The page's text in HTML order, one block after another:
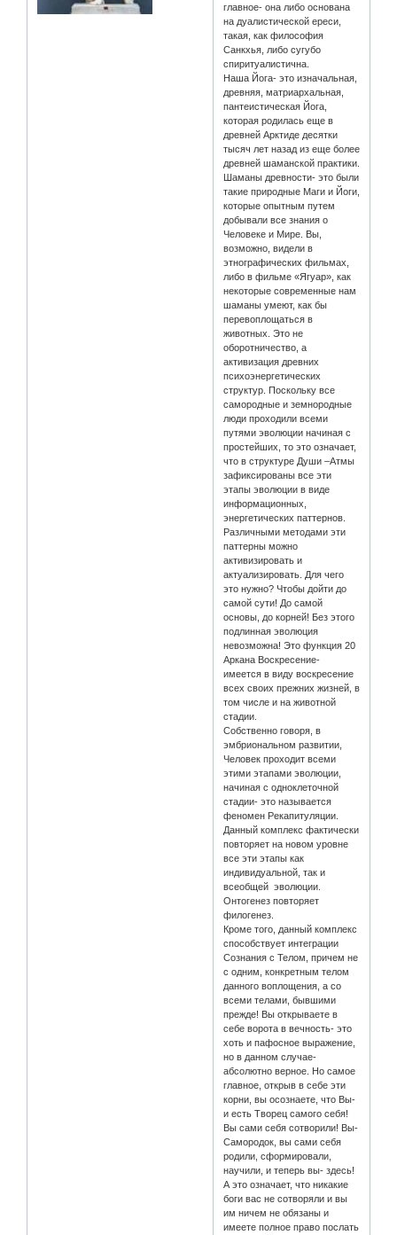
главное- она либо основана
на дуалистической ереси,
такая, как философия
Санкхья, либо сугубо
спиритуалистична.
Наша Йога- это изначальная,
древняя, матриархальная,
пантеистическая Йога,
которая родилась еще в
древней Арктиде десятки
тысяч лет назад из еще более
древней шаманской практики.
Шаманы древности- это были
такие природные Маги и Йоги,
которые опытным путем
добывали все знания о
Человеке и Мире. Вы,
возможно, видели в
этнографических фильмах,
либо в фильме «Ягуар», как
некоторые современные нам
шаманы умеют, как бы
перевоплощаться в
животных. Это не
оборотничество, а
активизация древних
психоэнергетических
структур. Поскольку все
самородные и земнородные
люди проходили всеми
путями эволюции начиная с
простейших, то это означает,
что в структуре Души –Атмы
зафиксированы все эти
этапы эволюции в виде
информационных,
энергетических паттернов.
Различными методами эти
паттерны можно
активизировать и
актуализировать. Для чего
это нужно? Чтобы дойти до
самой сути! До самой
основы, до корней! Без этого
подлинная эволюция
невозможна! Это функция 20
Аркана Воскресение-
имеется в виду воскресение
всех своих прежних жизней, в
том числе и на животной
стадии.
Собственно говоря, в
эмбриональном развитии,
Человек проходит всеми
этими этапами эволюции,
начиная с одноклеточной
стадии- это называется
феномен Рекапитуляции.
Данный комплекс фактически
повторяет на новом уровне
все эти этапы как
индивидуальной, так и
всеобщей эволюции.
Онтогенез повторяет
филогенез.
Кроме того, данный комплекс
способствует интеграции
Сознания с Телом, причем не
с одним, конкретным телом
данного воплощения, а со
всеми телами, бывшими
прежде! Вы открываете в
себе ворота в вечность- это
хоть и пафосное выражение,
но в данном случае-
абсолютно верное. Но самое
главное, открыв в себе эти
корни, вы осознаете, что Вы-
и есть Творец самого себя!
Вы сами себя сотворили! Вы-
Самородок, вы сами себя
родили, сформировали,
научили, и теперь вы- здесь!
А это означает, что никакие
боги вас не сотворяли и вы
им ничем не обязаны и
имеете полное право послать